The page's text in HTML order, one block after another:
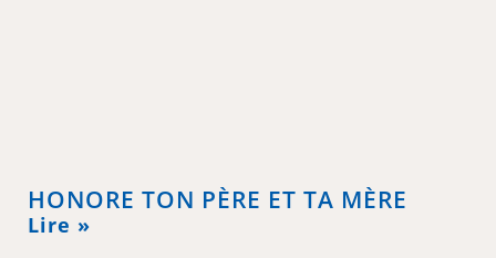
HONORE TON PÈRE ET TA MÈRE
Lire »